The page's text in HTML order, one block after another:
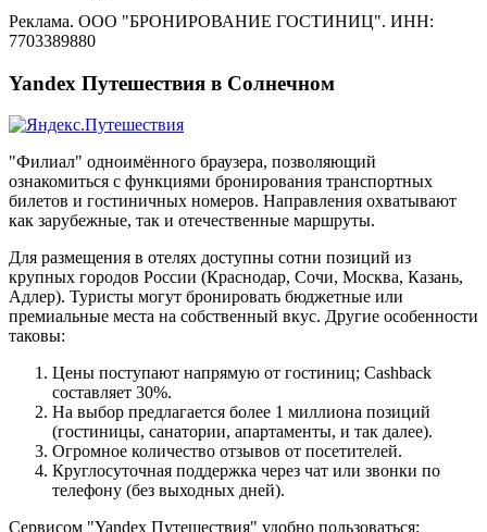
Реклама. ООО "БРОНИРОВАНИЕ ГОСТИНИЦ". ИНН:
7703389880
Yandex Путешествия в Солнечном
"Филиал" одноимённого браузера, позволяющий
ознакомиться с функциями бронирования транспортных
билетов и гостиничных номеров. Направления охватывают
как зарубежные, так и отечественные маршруты.
Для размещения в отелях доступны сотни позиций из
крупных городов России (Краснодар, Сочи, Москва, Казань,
Адлер). Туристы могут бронировать бюджетные или
премиальные места на собственный вкус. Другие особенности
таковы:
Цены поступают напрямую от гостиниц; Cashback
составляет 30%.
На выбор предлагается более 1 миллиона позиций
(гостиницы, санатории, апартаменты, и так далее).
Огромное количество отзывов от посетителей.
Круглосуточная поддержка через чат или звонки по
телефону (без выходных дней).
Сервисом "Yandex Путешествия" удобно пользоваться: